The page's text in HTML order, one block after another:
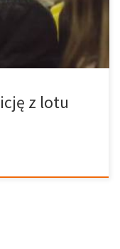
ilości wódki,
bójką […]
z lotu